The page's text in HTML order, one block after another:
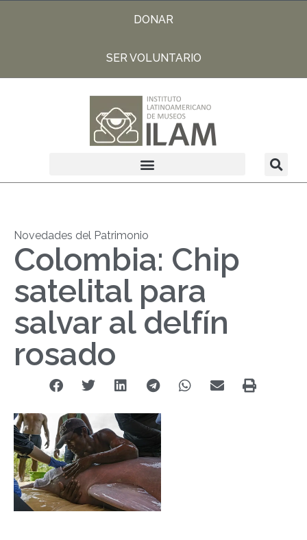
DONAR
SER VOLUNTARIO
Novedades del Patrimonio
Colombia: Chip
satelital para
salvar al delfín
rosado